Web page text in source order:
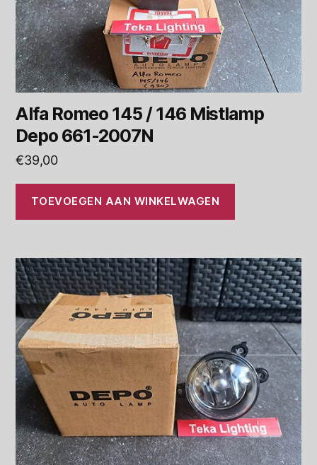
Alfa Romeo 145 / 146 Mistlamp
Depo 661-2007N
€39,00
TOEVOEGEN AAN WINKELWAGEN